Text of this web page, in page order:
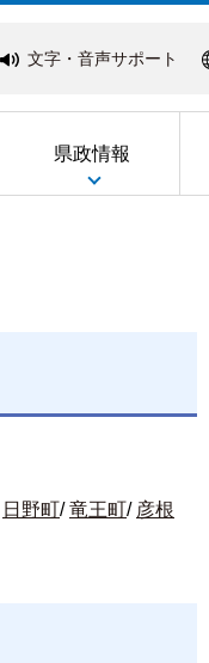
文字・音声サポート
県政情報
日野町/竜王町/ 彦根